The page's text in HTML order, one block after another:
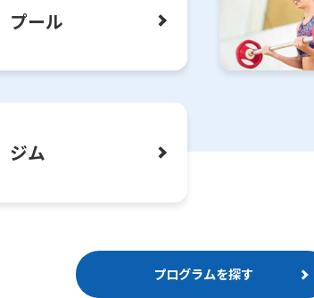
プール
ジム
プログラムを探す